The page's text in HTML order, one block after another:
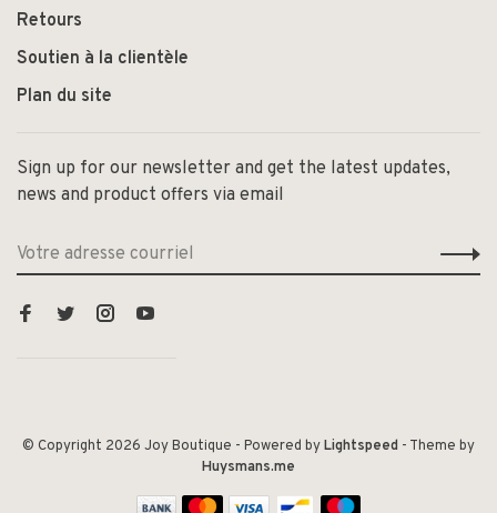
Retours
Soutien à la clientèle
Plan du site
Sign up for our newsletter and get the latest updates,
news and product offers via email
© Copyright 2026 Joy Boutique - Powered byLightspeed - Theme by
Huysmans.me